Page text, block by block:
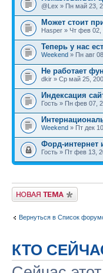
@Lex » Пн май 23,
Может стоит
Hasper » Чт фев 02,
Теперь у нас
Weekend » Пн авг
Не работает
dkir » Ср май 25,
Индексация
Гость » Пн фев 07,
Weekend » Пт дек
Форд-интернет
Гость » Пт фев 13,
Новая тема
Вернуться в Список
КТО